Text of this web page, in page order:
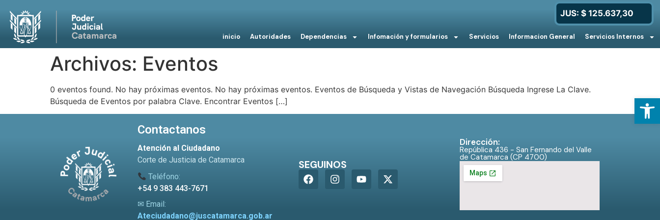
inicio Autoridades Dependencias Infomación y formularios Servicios Informacion General Servicios Internos
JUS: $ 125.637,30
Archivos: Eventos
0 eventos found. No hay próximas eventos. No hay próximas eventos. Eventos de Búsqueda y Vistas de Navegación Búsqueda Ingrese La Clave.
Búsqueda de Eventos por palabra Clave. Encontrar Eventos […]
Contactanos
Atención al Ciudadano
Corte de Justicia de Catamarca
Teléfono:
+54 9 383 443-7671
✉ Email:
Ateciudadano@juscatamarca.gob.ar
SEGUINOS
Dirección:
República 436 - San Fernando del Valle
de Catamarca (CP 4700)